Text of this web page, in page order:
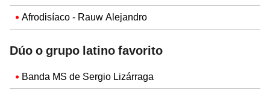
Afrodisíaco - Rauw Alejandro
Dúo o grupo latino favorito
Banda MS de Sergio Lizárraga